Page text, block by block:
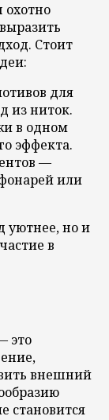
Стоит
для
из ниток.
в одном
эффекта.
—
или
уютнее, но и
в
это
внешний
становится